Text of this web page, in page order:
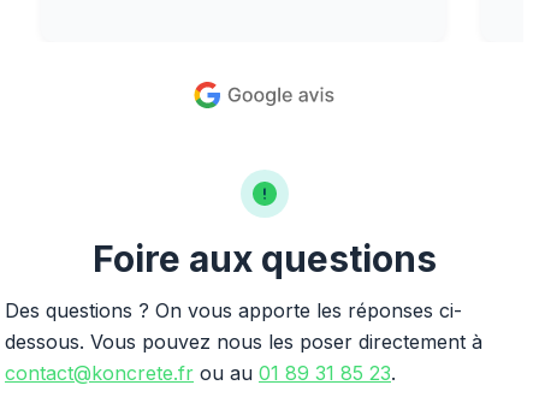
Foire aux questions
Des questions ? On vous apporte les réponses ci-
dessous. Vous pouvez nous les poser directement à
contact@koncrete.fr ou au 01 89 31 85 23.